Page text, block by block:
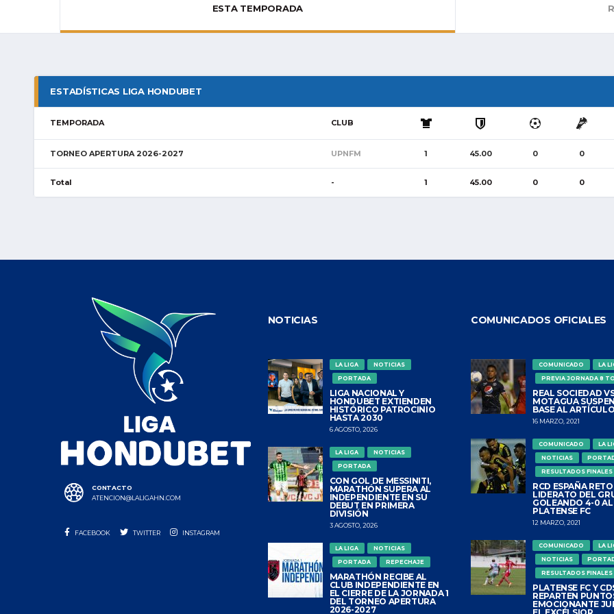
ESTA TEMPORADA
ESTADÍSTICAS LIGA HONDUBET
TEMPORADA CLUB
TORNEO APERTURA 2026-2027 UPNFM 1 45.00 0 0
Total - 1 45.00 0 0
CONTACTO
ATENCION@LALIGAHN.COM
FACEBOOK TWITTER INSTAGRAM
NOTICIAS
LA LIGA
NOTICIAS
PORTADA
LIGA NACIONAL Y
HONDUBET EXTIENDEN
HISTÓRICO PATROCINIO
HASTA 2030
6 AGOSTO, 2026
LA LIGA
NOTICIAS
PORTADA
CON GOL DE MESSINITI,
MARATHÓN SUPERA AL
INDEPENDIENTE EN SU
DEBUT EN PRIMERA
DIVISIÓN
3 AGOSTO, 2026
LA LIGA
NOTICIAS
PORTADA
REPECHAJE
MARATHÓN RECIBE AL
CLUB INDEPENDIENTE EN
EL CIERRE DE LA JORNADA 1
DEL TORNEO APERTURA
2026-2027
COMUNICADOS OFICIALES
COMUNICADO
LA
PREVIA JORNADA 8
REAL SOCIEDAD
MOTAGUA
BASE AL
16 MARZO, 2021
COMUNICADO
LA
NOTICIAS
RESULTADOS
RCD ESPAÑA
LIDERATO DEL
GOLEANDO 4-0 AL
PLATENSE FC
12 MARZO, 2021
COMUNICADO
LA
NOTICIAS
RESULTADOS
PLATENSE FC Y
REPARTEN
EMOCIONANTE